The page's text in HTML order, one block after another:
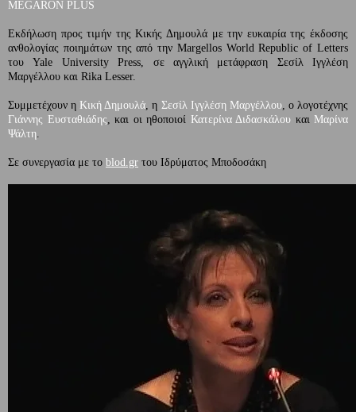
MEGARON PLUS
Εκδήλωση προς τιμήν της Κικής Δημουλά με την ευκαιρία της έκδοσης
ανθολογίας ποιημάτων της από την Margellos World Republic of Letters
του Yale University Press, σε αγγλική μετάφραση Σεσίλ Ιγγλέση
Μαργέλλου και Rika Lesser.
Συμμετέχουν η Κική Δημουλά , η Σεσίλ Ιγγλέση Μαργέλλου, ο λογοτέχνης
Γιάννης Ευσταθιάδης , και οι ηθοποιοί Κατερίνα Διδασκάλου και Μαρίνα
Ψάλτη
Σε συνεργασία με το blod.gr του Ιδρύματος Μποδοσάκη